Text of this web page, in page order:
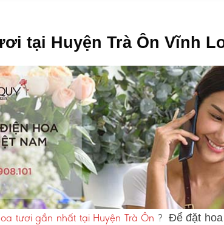
tại Huyện Trà Ôn Vĩnh
tươi gần nhất tại Huyện Trà Ôn ?Để đặt hoa